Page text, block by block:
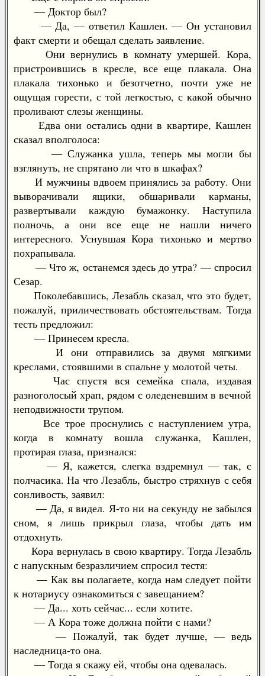
— Доктор был?
— Да, — ответил Кашлен. — Он установил
факт смерти и обещал сделать заявление.
Они вернулись в комнату умершей. Кора,
пристроившись в кресле, все еще плакала. Она
плакала тихонько и безотчетно, почти уже не
ощущая горести, с той легкостью, с какой обычно
проливают слезы женщины.
Едва они остались одни в квартире, Кашлен
сказал вполголоса:
— Служанка ушла, теперь мы могли бы
взглянуть, не спрятано ли что в шкафах?
И мужчины вдвоем принялись за работу. Они
выворачивали ящики, обшаривали карманы,
развертывали каждую бумажонку. Наступила
полночь, а они все еще не нашли ничего
интересного. Уснувшая Кора тихонько и мертво
похрапывала.
— Что ж, останемся здесь до утра? — спросил
Сезар.
Поколебавшись, Лезабль сказал, что это будет,
пожалуй, приличествовать обстоятельствам. Тогда
тесть предложил:
— Принесем кресла.
И они отправились за двумя мягкими
креслами, стоявшими в спальне у молотой четы.
Час спустя вся семейка спала, издавая
разноголосый храп, рядом с оледеневшим в вечной
неподвижности трупом.
Все трое проснулись с наступлением утра,
когда в комнату вошла служанка, Кашлен,
протирая глаза, признался:
— Я, кажется, слегка вздремнул — так, с
полчасика. На что Лезабль, быстро стряхнув с себя
сонливость, заявил:
— Да, я видел. Я-то ни на секунду не забылся
сном, я лишь прикрыл глаза, чтобы дать им
отдохнуть.
Кора вернулась в свою квартиру. Тогда Лезабль
с напускным безразличием спросил тестя:
— Как вы полагаете, когда нам следует пойти
к нотариусу ознакомиться с завещанием?
— Да... хоть сейчас... если хотите.
— А Кора тоже должна пойти с нами?
— Пожалуй, так будет лучше, — ведь
наследница-то она.
— Тогда я скажу ей, чтобы она одевалась.